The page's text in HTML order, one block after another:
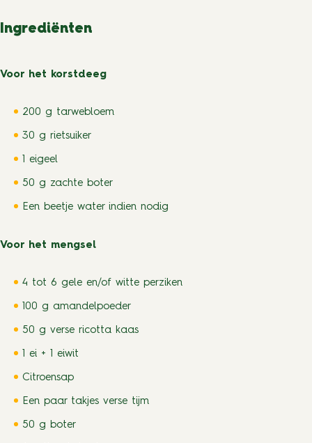
Ingrediënten
Voor het korstdeeg
200 g tarwebloem
30 g rietsuiker
1 eigeel
50 g zachte boter
Een beetje water indien nodig
Voor het mengsel
4 tot 6 gele en/of witte perziken
100 g amandelpoeder
50 g verse ricotta kaas
1 ei + 1 eiwit
Citroensap
Een paar takjes verse tijm
50 g boter